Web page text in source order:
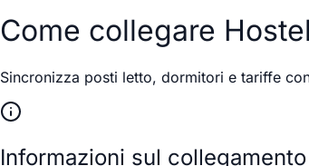
Come collegare
Sincronizza posti letto, dormitori e tariffe
Informazioni sul collegamento